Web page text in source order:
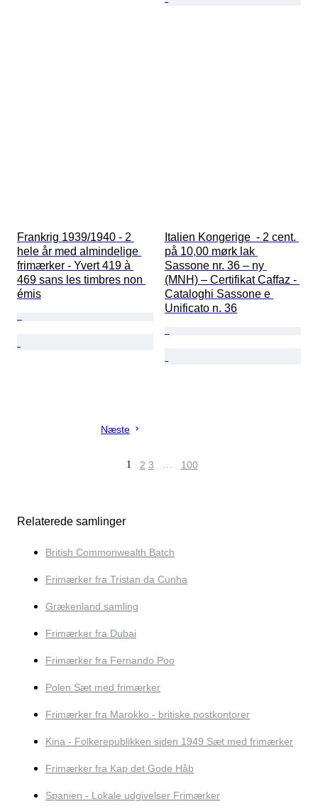
Frankrig 1939/1940 - 2
hele år med almindelige
frimærker - Yvert 419 à
469 sans les timbres non
émis
Italien Kongerige  - 2 cent.
på 10,00 mørk lak
Sassone nr. 36 – ny
(MNH) – Certifikat Caffaz -
Cataloghi Sassone e
Unificato n. 36
Næste
1 2 3 … 100
Relaterede samlinger
British Commonwealth Batch
Frimærker fra Tristan da Cunha
Grækenland samling
Frimærker fra Dubai
Frimærker fra Fernando Poo
Polen Sæt med frimærker
Frimærker fra Marokko - britiske postkontorer
Kina - Folkerepublikken siden 1949 Sæt med frimærker
Frimærker fra Kap det Gode Håb
Spanien - Lokale udgivelser Frimærker